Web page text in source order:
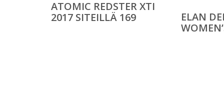
ATOMIC REDSTER XTI
2017 SITEILLÄ 169
ELAN